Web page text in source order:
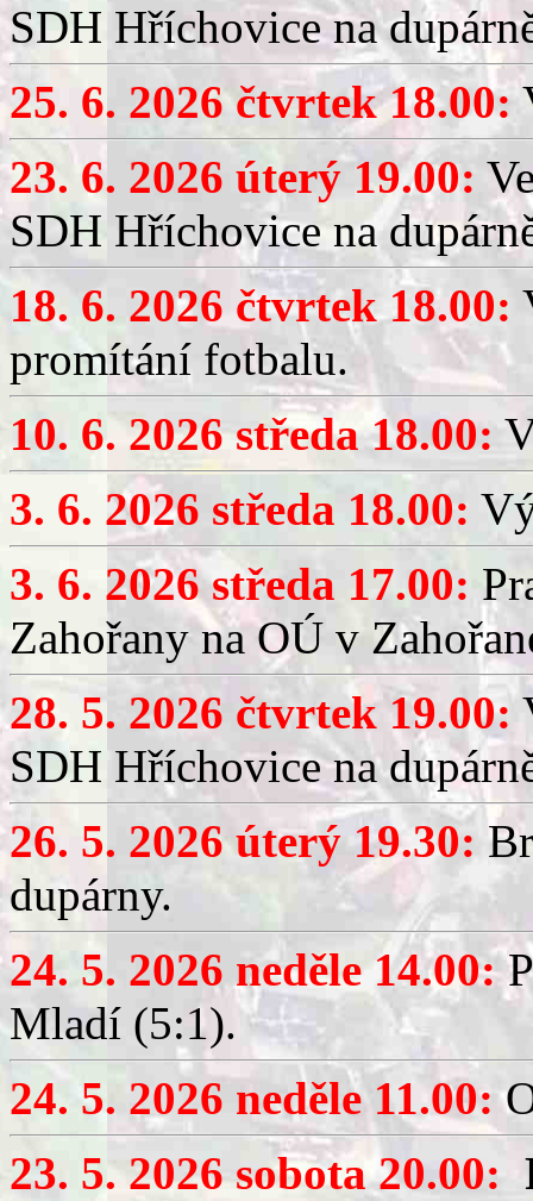
SDH Hříchovice na
25. 6. 2026 čtvrtek 18.00:
23. 6. 2026 úterý 19.00:
SDH Hříchovice na
18. 6. 2026 čtvrtek 18.00:
promítání fotbalu.
10. 6. 2026 středa 18.00:
3. 6. 2026 středa 18.00:
3. 6. 2026 středa 17.00:
Zahořany na OÚ v
28. 5. 2026 čtvrtek 19.00:
SDH Hříchovice na
26. 5. 2026 úterý 19.30:
dupárny.
24. 5. 2026 neděle 14.00:
Mladí (5:1).
24. 5. 2026 neděle 11.00:
23. 5. 2026 sobota 20.00: